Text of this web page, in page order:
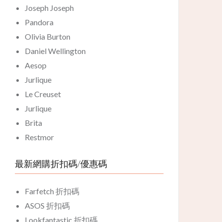
Joseph Joseph
Pandora
Olivia Burton
Daniel Wellington
Aesop
Jurlique
Le Creuset
Jurlique
Brita
Restmor
最新網購折扣碼/優惠碼
Farfetch 折扣碼
ASOS 折扣碼
Lookfantastic 折扣碼